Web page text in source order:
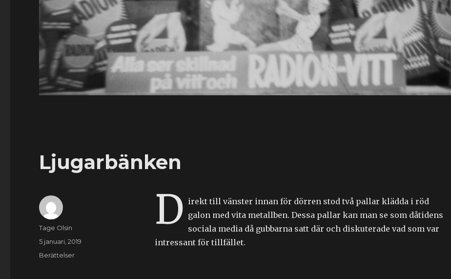
Ljugarbänken
D irekt till vänster innan för dörren stod två pallar klädda i röd
galon med vita metallben. Dessa pallar kan man se som dåtidens
sociala media då gubbarna satt där och diskuterade vad som var
intressant för tillfället.
Författare
Tage Olsin
Publicerat
5 januari, 2019
Kategorier
Berättelser